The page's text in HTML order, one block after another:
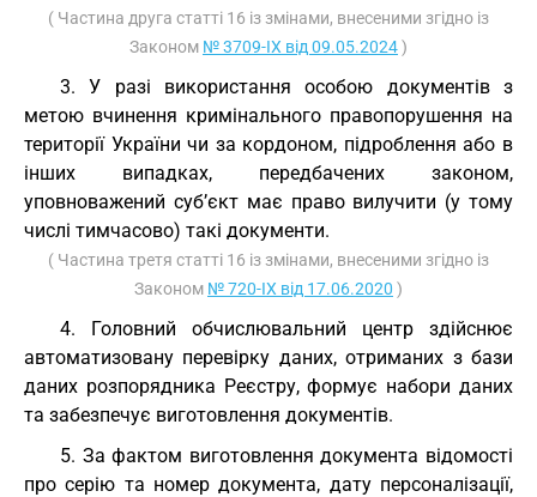
( Частина друга статті 16 із змінами, внесеними згідно із
Законом № 3709-IX від 09.05.2024)
3. У разі використання особою документів з
метою вчинення кримінального правопорушення на
території України чи за кордоном, підроблення або в
інших випадках, передбачених законом,
уповноважений суб’єкт має право вилучити (у тому
числі тимчасово) такі документи.
( Частина третя статті 16 із змінами, внесеними згідно із
Законом № 720-IX від 17.06.2020 )
4. Головний обчислювальний центр здійснює
автоматизовану перевірку даних, отриманих з бази
даних розпорядника Реєстру, формує набори даних
та забезпечує виготовлення документів.
5. За фактом виготовлення документа відомості
про серію та номер документа, дату персоналізації,